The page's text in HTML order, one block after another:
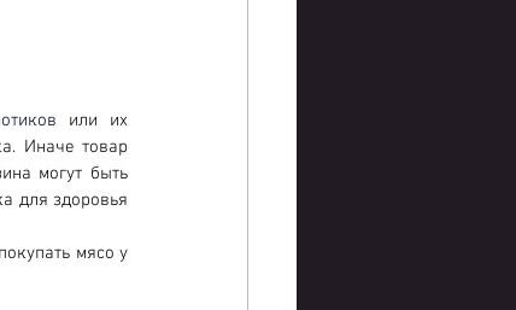
или их
Иначе товар
могут быть
для здоровья
мясо у